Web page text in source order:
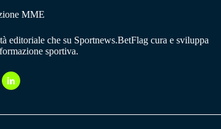
MME
editoriale che su Sportnews.BetFlag cura e sviluppa
sportiva.